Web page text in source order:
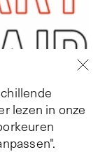
lezen in onze